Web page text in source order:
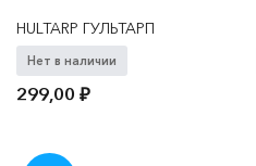
HULTARP ГУЛЬТАРП
Нет в наличии
299,00₽